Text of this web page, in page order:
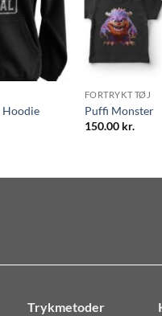
Hoodie
FORTRYKT TØJ
Puffi Monster
150.00 kr.
Trykmetoder